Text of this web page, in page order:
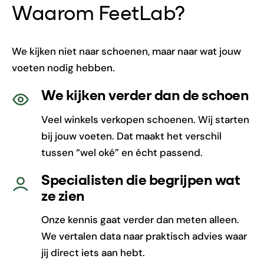
Waarom FeetLab?
We kijken niet naar schoenen, maar naar wat jouw
voeten nodig hebben.
We kijken verder dan de schoen
Veel winkels verkopen schoenen. Wij starten
bij jouw voeten. Dat maakt het verschil
tussen “wel oké” en écht passend.
Specialisten die begrijpen wat
ze zien
Onze kennis gaat verder dan meten alleen.
We vertalen data naar praktisch advies waar
jij direct iets aan hebt.